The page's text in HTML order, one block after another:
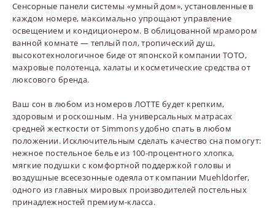
Сенсорные панели системы «умный дом», установленные в
каждом номере, максимально упрощают управление
освещением и кондиционером. В облицованной мрамором
ванной комнате — теплый пол, тропический душ,
высокотехнологичное биде от японской компании TOTO,
махровые полотенца, халаты и косметические средства от
люксового бренда.
Ваш сон в любом из номеров ЛОТТЕ будет крепким,
здоровым и роскошным. На универсальных матрасах
средней жесткости от Simmons удобно спать в любом
положении. Исключительным сделать качество сна помогут:
нежное постельное белье из 100-процентного хлопка,
мягкие подушки с комфортной поддержкой головы и
воздушные всесезонные одеяла от компании Muehldorfer,
одного из главных мировых производителей постельных
принадлежностей премиум-класса.